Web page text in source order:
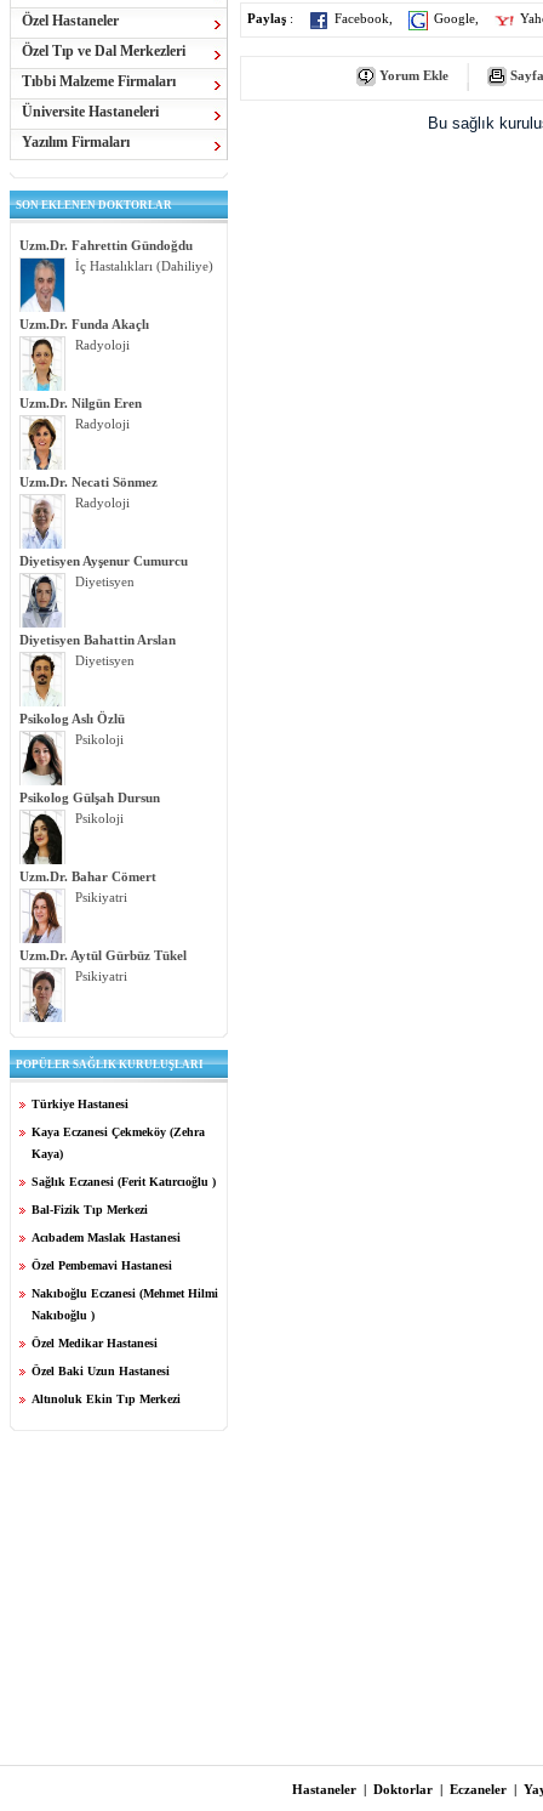
Özel Hastaneler
Özel Tıp ve Dal Merkezleri
Tıbbi Malzeme Firmaları
Üniversite Hastaneleri
Yazılım Firmaları
SON EKLENEN DOKTORLAR
Uzm.Dr. Fahrettin Gündoğdu
İç Hastalıkları (Dahiliye)
Uzm.Dr. Funda Akaçlı
Radyoloji
Uzm.Dr. Nilgün Eren
Radyoloji
Uzm.Dr. Necati Sönmez
Radyoloji
Diyetisyen Ayşenur Cumurcu
Diyetisyen
Diyetisyen Bahattin Arslan
Diyetisyen
Psikolog Aslı Özlü
Psikoloji
Psikolog Gülşah Dursun
Psikoloji
Uzm.Dr. Bahar Cömert
Psikiyatri
Uzm.Dr. Aytül Gürbüz Tükel
Psikiyatri
POPÜLER SAĞLIK KURULUŞLARI
Türkiye Hastanesi
Kaya Eczanesi Çekmeköy (Zehra
Kaya)
Sağlık Eczanesi (Ferit Katırcıoğlu )
Bal-Fizik Tıp Merkezi
Acıbadem Maslak Hastanesi
Özel Pembemavi Hastanesi
Nakıboğlu Eczanesi (Mehmet Hilmi
Nakıboğlu )
Özel Medikar Hastanesi
Özel Baki Uzun Hastanesi
Altınoluk Ekin Tıp Merkezi
Paylaş : Facebook Google
Yorum Ekle
Bu sağlık
Hastaneler | Doktorlar | Eczaneler |